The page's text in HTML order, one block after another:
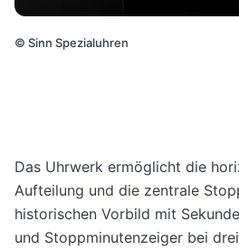
© Sinn Spezialuhren
Das Uhrwerk ermöglicht die
Aufteilung und die zentrale
historischen Vorbild mit
und Stoppminutenzeiger bei